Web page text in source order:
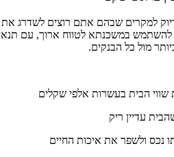
למקרים שבהם אתם רוצים לשדרג
במשכנתא לטווח ארוך, עם
מול כל הבנקים.
שווי הבית בעשרות אלפי שקלים
עדיין ריק
נכס ולשפר את איכות החיים